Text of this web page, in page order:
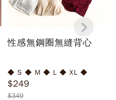
性感無鋼圈無縫背心
◆ S ◆ M ◆ L ◆ XL ◆
$249
$349